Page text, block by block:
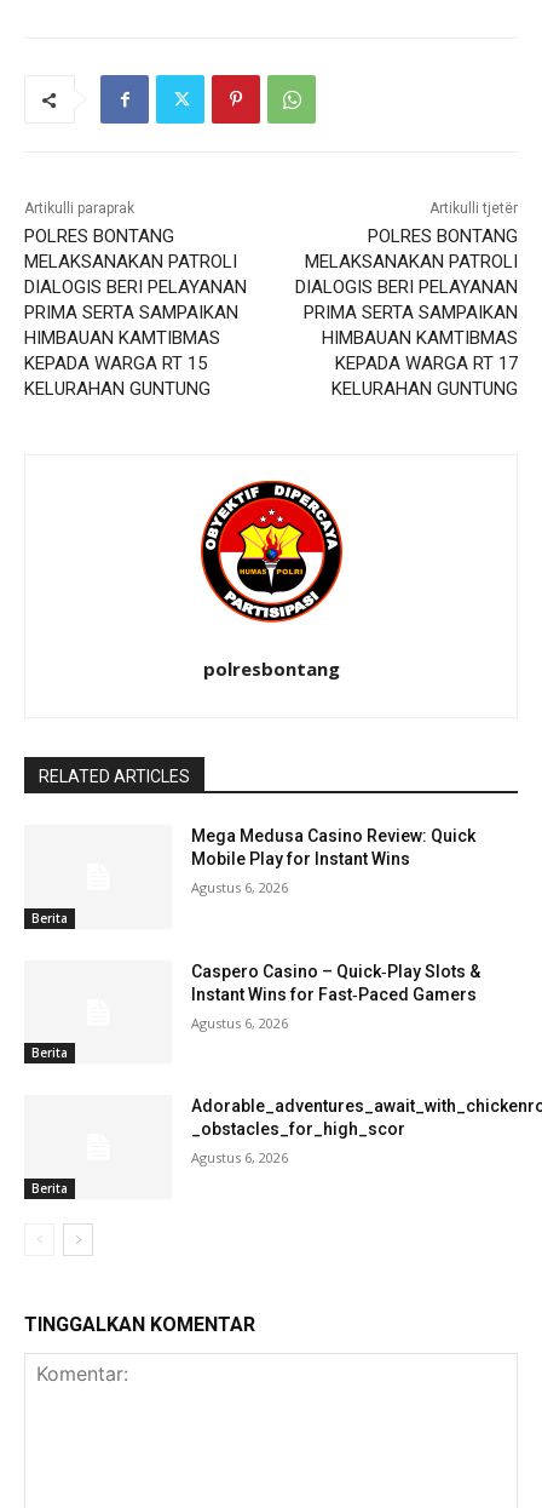
Artikulli paraprak
POLRES BONTANG
MELAKSANAKAN PATROLI
DIALOGIS BERI PELAYANAN
PRIMA SERTA SAMPAIKAN
HIMBAUAN KAMTIBMAS
KEPADA WARGA RT 15
KELURAHAN GUNTUNG
Artikulli tjetër
POLRES BONTANG
MELAKSANAKAN PATROLI
DIALOGIS BERI PELAYANAN
PRIMA SERTA SAMPAIKAN
HIMBAUAN KAMTIBMAS
KEPADA WARGA RT 17
KELURAHAN GUNTUNG
polresbontang
RELATED ARTICLES
Berita
Mega Medusa Casino Review: Quick
Mobile Play for Instant Wins
Agustus 6, 2026
Berita
Caspero Casino – Quick‑Play Slots &
Instant Wins for Fast‑Paced Gamers
Agustus 6, 2026
Berita
_obstacles_for_high_scor
Agustus 6, 2026
TINGGALKAN KOMENTAR